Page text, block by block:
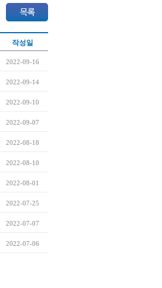
작성일
2022-09-16
2022-09-14
2022-09-10
2022-09-07
2022-08-18
2022-08-10
2022-08-01
2022-07-25
2022-07-07
2022-07-06